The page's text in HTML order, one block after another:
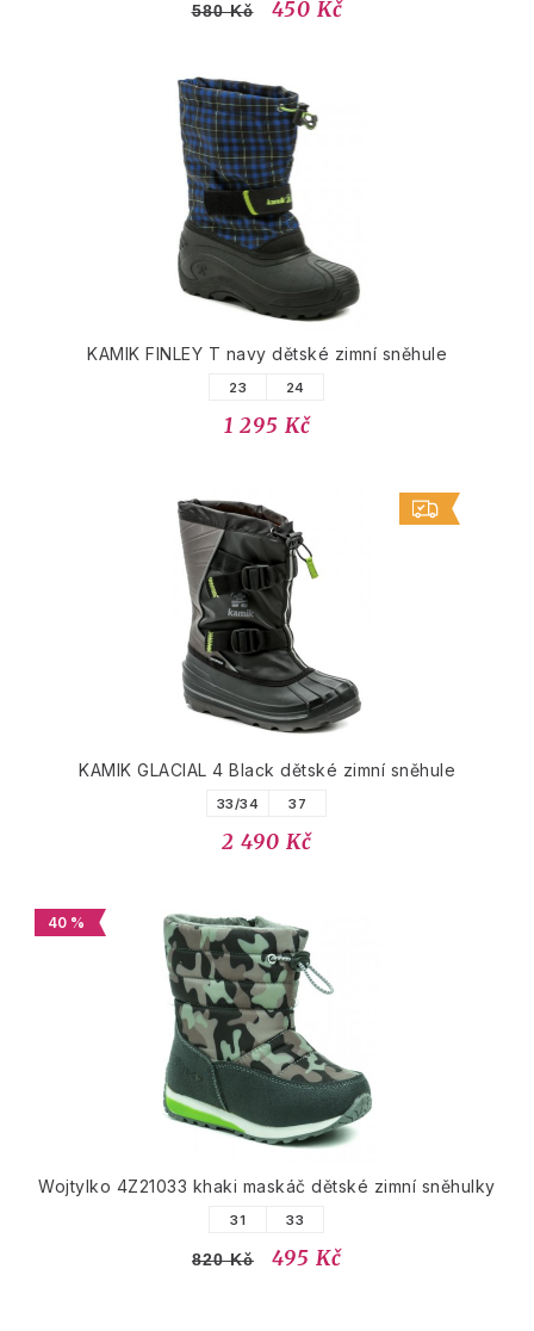
580 Kč 450 Kč
KAMIK FINLEY T navy dětské zimní sněhule
23 24
1 295 Kč
KAMIK GLACIAL 4 Black dětské zimní sněhule
33/34 37
2 490 Kč
40 %
Wojtylko 4Z21033 khaki maskáč dětské zimní sněhulky
31 33
820 Kč 495 Kč